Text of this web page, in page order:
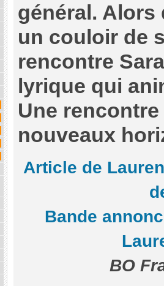
général. Alors
un couloir de
rencontre
lyrique qui
Une
nouveaux
Article de
Bande
BO